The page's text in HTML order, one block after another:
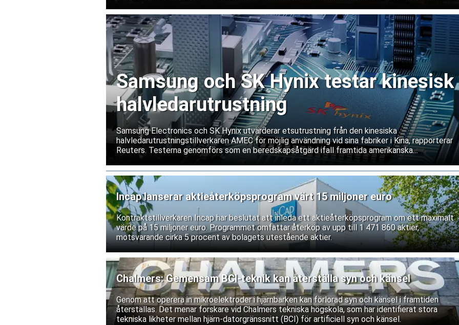
Samsung och SK Hynix testar kinesisk
halvledarutrustning
Samsung Electronics och SK Hynix utvärderar etsutrustning från den kinesiska
halvledarutrustningstillverkaren AMEC för möjlig användning vid sina fabriker i Kina, rapporterar
Reuters. Testerna genomförs som en beredskapsåtgärd ifall framtida amerikanska
exportrestriktioner skulle försvåra service och underhåll av västerländsk utrustning. Båda
bolagen tillbakavisar dock uppgifterna.
Incap lanserar aktieåterköpsprogram värt 15 miljoner euro
Kontraktstillverkaren Incap har beslutat att inleda ett aktieåterköpsprogram om ett maximalt
värde på 15 miljoner euro. Programmet omfattar återköp av upp till 1 471 860 aktier,
motsvarande cirka 5 procent av bolagets utestående aktier.
Chalmers: Gemensam BCI-teknik kan återställa syn och känsel
Genom att operera in mikroelektroder i hjärnbarken kan förlorad syn och känsel i framtiden
återställas. Det menar forskare vid Chalmers tekniska högskola, som har identifierat stora
tekniska likheter mellan hjärn-datorgränssnitt (BCI) för artificiell syn och känsel.